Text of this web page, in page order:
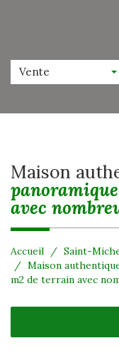
Vente
maison
avec
Accueil
Saint-
Maison
m2 de terrain avec